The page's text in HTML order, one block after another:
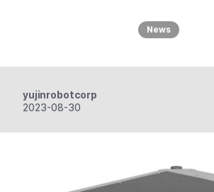
News
yujinrobotcorp
2023-08-30